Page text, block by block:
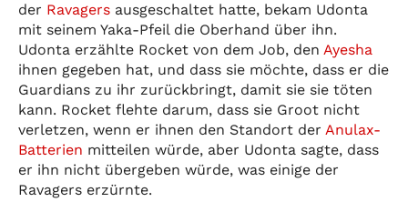
der Ravagers ausgeschaltet hatte, bekam Udonta
mit seinem Yaka-Pfeil die Oberhand über ihn.
Udonta erzählte Rocket von dem Job, den Ayesha
ihnen gegeben hat, und dass sie möchte, dass er die
Guardians zu ihr zurückbringt, damit sie sie töten
kann. Rocket flehte darum, dass sie Groot nicht
verletzen, wenn er ihnen den Standort der Anulax-
Batterien mitteilen würde, aber Udonta sagte, dass
er ihn nicht übergeben würde, was einige der
Ravagers erzürnte.